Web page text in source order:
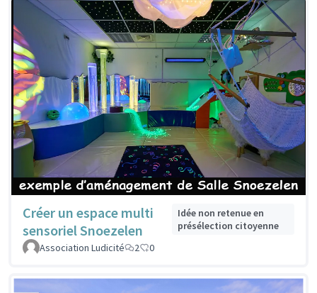
Créer un espace multi
sensoriel Snoezelen
Idée non retenue en
présélection citoyenne
Association Ludicité
2 0